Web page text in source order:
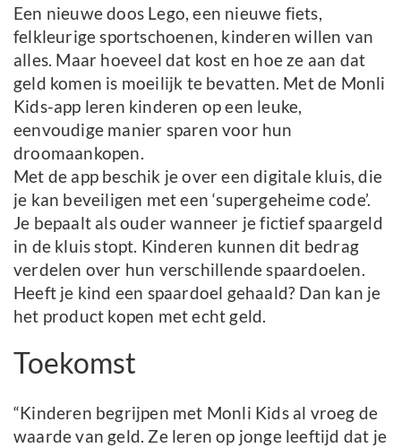
Een nieuwe doos Lego, een nieuwe fiets,
felkleurige sportschoenen, kinderen willen van
alles. Maar hoeveel dat kost en hoe ze aan dat
geld komen is moeilijk te bevatten. Met de Monli
Kids-app leren kinderen op een leuke,
eenvoudige manier sparen voor hun
droomaankopen.
Met de app beschik je over een digitale kluis, die
je kan beveiligen met een ‘supergeheime code’.
Je bepaalt als ouder wanneer je fictief spaargeld
in de kluis stopt. Kinderen kunnen dit bedrag
verdelen over hun verschillende spaardoelen.
Heeft je kind een spaardoel gehaald? Dan kan je
het product kopen met echt geld.
Toekomst
“Kinderen begrijpen met Monli Kids al vroeg de
waarde van geld. Ze leren op jonge leeftijd dat je